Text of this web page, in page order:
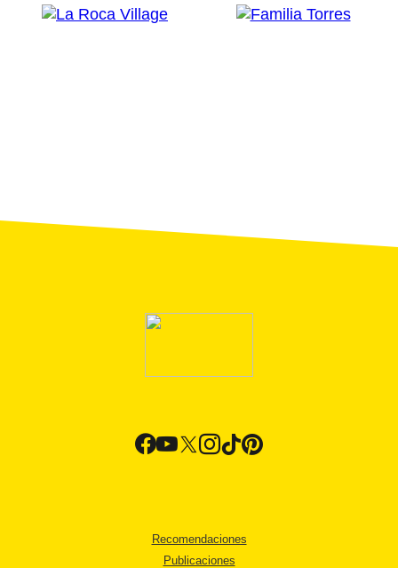
Recomendaciones
Publicaciones